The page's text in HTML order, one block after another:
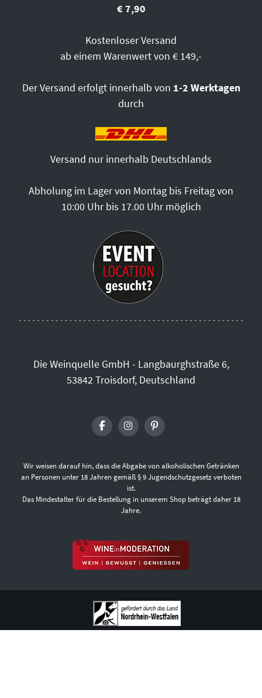
€ 7,90
Kostenloser Versand
ab einem Warenwert von € 149,-
Der Versand erfolgt innerhalb von 1-2 Werktagen
durch
Versand nur innerhalb Deutschlands
Abholung im Lager von Montag bis Freitag von
10:00 Uhr bis 17.00 Uhr möglich
Die Weinquelle GmbH - Langbaurghstraße 6,
53842 Troisdorf, Deutschland
Wir weisen darauf hin, dass die Abgabe von alkoholischen Getränken
an Personen unter 18 Jahren gemäß § 9 Jugendschutzgesetz verboten
ist.
Das Mindestalter für die Bestellung in unserem Shop beträgt daher 18
Jahre.